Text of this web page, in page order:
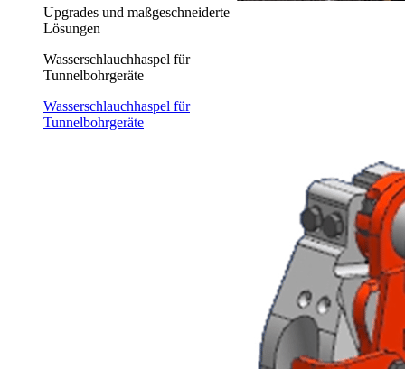
Upgrades und maßgeschneiderte
Lösungen
Wasserschlauchhaspel für
Tunnelbohrgeräte
Wasserschlauchhaspel für
Tunnelbohrgeräte